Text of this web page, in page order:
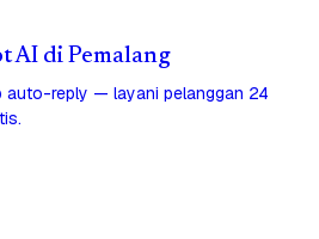
AI di Pemalang
auto-reply — layani pelanggan 24